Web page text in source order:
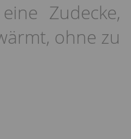
Zudecke,
ohne zu